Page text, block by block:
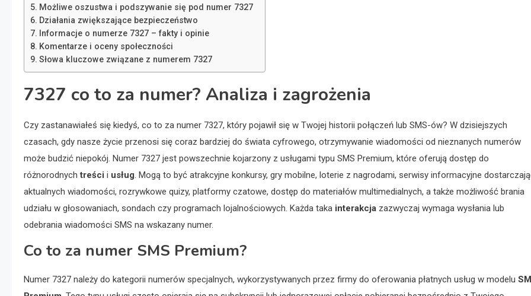
Możliwe oszustwa i podszywanie się pod numer 7327
Działania zwiększające bezpieczeństwo
Informacje o numerze 7327 – fakty i opinie
Komentarze i oceny społeczności
Słowa kluczowe związane z numerem 7327
7327 co to za numer? Analiza i zagrożenia
Czy zastanawiałeś się kiedyś, co to za numer 7327, który pojawił się w Twojej historii połączeń lub SMS-ów? W dzisiejszych
czasach, gdy nasze życie przenosi się coraz bardziej do świata cyfrowego, otrzymywanie wiadomości od nieznanych numerów
może budzić niepokój. Numer 7327 jest powszechnie kojarzony z usługami typu SMS Premium, które oferują dostęp do
różnorodnychtreści i usług. Mogą to być atrakcyjne konkursy, gry mobilne, loterie z nagrodami, serwisy informacyjne
aktualnych wiadomości, rozrywkowe quizy, platformy czatowe, dostęp do materiałów multimedialnych, a także możliwość brania
udziału w głosowaniach, sondach czy programach lojalnościowych. Każda taka interakcja zazwyczaj wymaga wysłania lub
odebrania wiadomości SMS na wskazany numer.
Co to za numer SMS Premium?
Numer 7327 należy do kategorii numerów specjalnych, wykorzystywanych przez firmy do oferowania płatnych usług w modelu